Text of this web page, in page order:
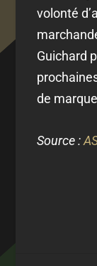
volonté
Guichard
de
Source :